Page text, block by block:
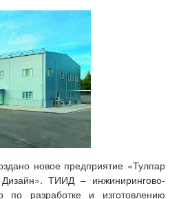
новое предприятие «Тулпар
ТИИД – инжинирингово-
по разработке и изготовлению